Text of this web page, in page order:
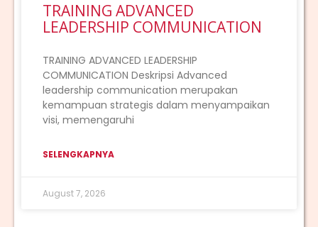
TRAINING ADVANCED
LEADERSHIP COMMUNICATION
TRAINING ADVANCED LEADERSHIP
COMMUNICATION Deskripsi Advanced
leadership communication merupakan
kemampuan strategis dalam menyampaikan
visi, memengaruhi
SELENGKAPNYA
August 7, 2026